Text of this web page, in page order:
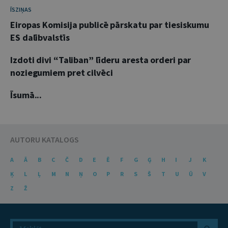
ĪSZIŅAS
Eiropas Komisija publicē pārskatu par tiesiskumu
ES dalībvalstīs
Izdoti divi “Taliban” līderu aresta orderi par
noziegumiem pret cilvēci
Īsumā...
AUTORU KATALOGS
A Ā B C Č D E Ē F G Ģ H I J
K
Ķ
L Ļ M N Ņ O P R S Š T U Ū
V
Z
Ž